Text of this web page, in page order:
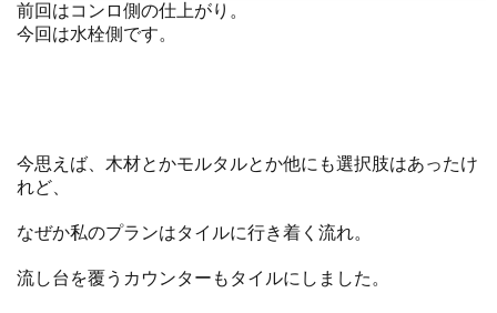
前回はコンロ側の仕上がり。
今回は水栓側です。
今思えば、木材とかモルタルとか他にも選択肢はあったけ
れど、
なぜか私のプランはタイルに行き着く流れ。
流し台を覆うカウンターもタイルにしました。